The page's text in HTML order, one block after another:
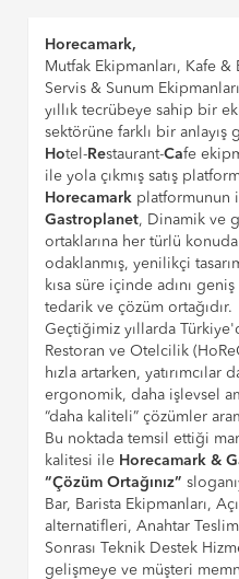
Horecamark,
Mutfak Ekipmanları, Kafe &
Servis & Sunum
yıllık tecrübeye sahip bir
sektörüne farklı bir anlayış
Hotel-Restaurant-Cafe
ile yola çıkmış satış
Horecamark platformunun
Gastroplanet, Dinamik ve
ortaklarına her türlü
odaklanmış, yenilikçi
kısa süre içinde adını
tedarik ve çözüm ortağıdır.
Geçtiğimiz yıllarda
Restoran ve Otelcilik
hızla artarken, yatırımcılar
ergonomik, daha işlevsel
“daha kaliteli” çözümler
Bu noktada temsil ettiği
kalitesi ile Horecamark &
“Çözüm Ortağınız”
Bar, Barista Ekipmanları,
alternatifleri, Anahtar
Sonrası Teknik Destek
gelişmeye ve müşteri